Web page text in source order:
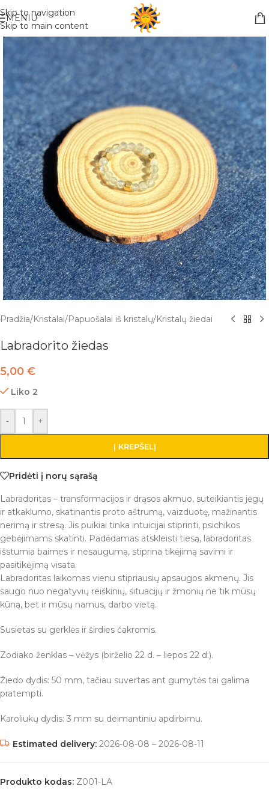
Skip to navigation
Skip to main content
Nemokamas pristatymas į paštomatą apsiperkant už 30€!!
MENIU
Pradžia/Kristalai/Papuošalai iš kristalų/Kristalų žiedai
Labradorito žiedas
5,00 €
Liko 2
- +
Į KREPŠELĮ
Pridėti į norų sąrašą
Labradoritas – transformacijos ir drąsos akmuo, suteikiantis jėgų
ir atkaklumo, skatinantis proto aštrumą, vaizduotę, mažinantis
nerimą ir stresą. Jis puikiai tinka intuicijai stiprinti, psichikos
gebėjimams skatinti. Padėdamas atskleisti tiesą, labradoritas
išstumia baimes ir nesaugumą, stiprina tikėjimą savimi ir
pasitikėjimą visata.
Labradoritas laikomas vienu stipriausių apsaugos akmenų. Jis
saugo nuo negatyvių reiškinių, situacijų ir žmonių ne tik mūsų
kūną, bet ir mūsų namus, darbo vietą.
Susietas su gerklės ir širdies čakromis.
Zodiako ženklas – vėžys (birželio 22 d. – liepos 22 d.).
Žiedo dydis: 50 mm, tačiau suvertas ant gumytės tai galima
pratempti.
Karoliukų dydis: 3 mm su deimantiniu apdirbimu.
Estimated delivery: 2026-08-08 – 2026-08-11
Produkto kodas: Z001-LA